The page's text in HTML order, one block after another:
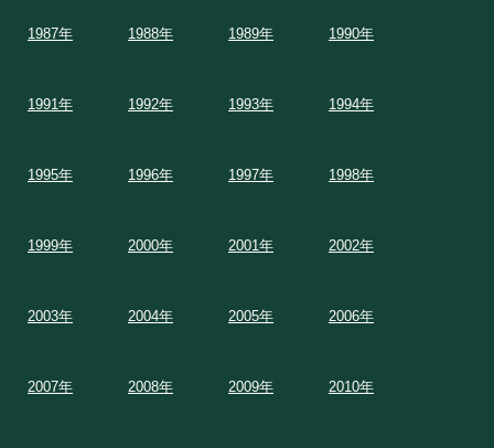
1987年 1988年 1989年 1990年
1991年 1992年 1993年 1994年
1995年 1996年 1997年 1998年
1999年 2000年 2001年 2002年
2003年 2004年 2005年 2006年
2007年 2008年 2009年 2010年